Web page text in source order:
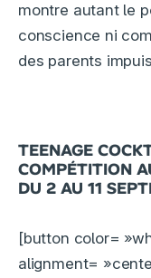
montre autant le
conscience ni
des parents
TEENAGE
COMPÉTITION
DU 2 AU 11
[button color=
alignment=